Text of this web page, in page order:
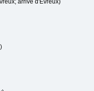
arrivé d'Evreux)